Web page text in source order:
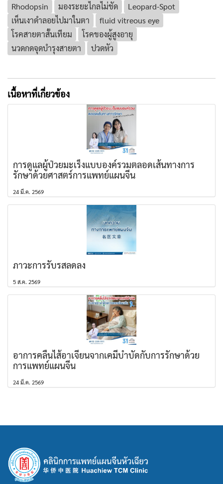
Rhodopsin
มองระยะไกลไม่ชัด
Leopard-Spot
เห็นเงาดำลอยไปมาในตา
fluid vitreous eye
โรคสายตาสั้นเทียม
โรคของผู้สูงอายุ
นวดกดจุดบำรุงสายตา
ปวดหัว
เนื้อหาที่เกี่ยวข้อง
การดูแลผู้ป่วยมะเร็งแบบองค์รวมตลอดเส้นทางการ
รักษาด้วยศาสตร์การแพทย์แผนจีน
24 มี.ค. 2569
ภาวะการรับรสลดลง
5 ส.ค. 2569
อาการคลื่นไส้อาเจียนจากเคมีบำบัดกับการรักษาด้วย
การแพทย์แผนจีน
24 มี.ค. 2569